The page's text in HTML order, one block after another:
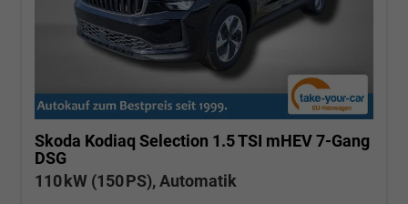
Skoda Kodiaq Selection 1.5 TSI mHEV 7-Gang
DSG
110 kW (150 PS), Automatik